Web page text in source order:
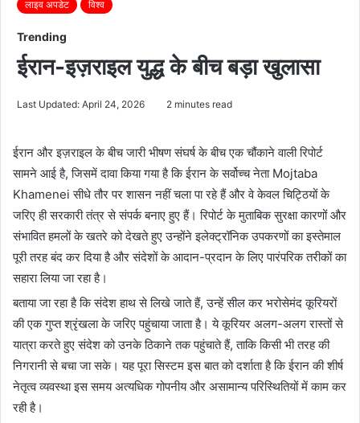
लाइव अपडेट विश्व
Trending
ईरान-इज़राइल युद्ध के बीच बड़ा खुलासा
Last Updated: April 24, 2026 2 minutes read
ईरान और इज़राइल के बीच जारी भीषण संघर्ष के बीच एक चौंकाने वाली रिपोर्ट
सामने आई है, जिसमें दावा किया गया है कि ईरान के सर्वोच्च नेता Mojtaba
Khamenei सीधे तौर पर शासन नहीं चला पा रहे हैं और वे केवल चिट्ठियों के
जरिए ही सरकारी तंत्र से संपर्क बनाए हुए हैं। रिपोर्ट के मुताबिक सुरक्षा कारणों और
संभावित हमलों के खतरे को देखते हुए उन्होंने इलेक्ट्रॉनिक उपकरणों का इस्तेमाल
पूरी तरह बंद कर दिया है और संदेशों के आदान-प्रदान के लिए पारंपरिक तरीकों का
सहारा लिया जा रहा है।
बताया जा रहा है कि संदेश हाथ से लिखे जाते हैं, उन्हें सील कर भरोसेमंद कूरियरों
की एक गुप्त श्रृंखला के जरिए पहुंचाया जाता है। ये कूरियर अलग-अलग रास्तों से
यात्रा करते हुए संदेश को उनके ठिकाने तक पहुंचाते हैं, ताकि किसी भी तरह की
निगरानी से बचा जा सके। यह पूरा सिस्टम इस बात को दर्शाता है कि ईरान की शीर्ष
नेतृत्व व्यवस्था इस समय अत्यधिक गोपनीय और असामान्य परिस्थितियों में काम कर
रही है।